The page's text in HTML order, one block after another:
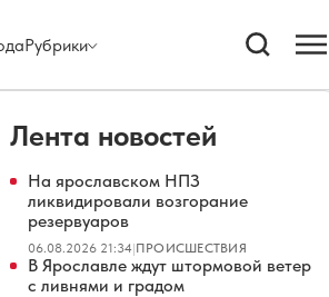
Рубрики
Лента новостей
На ярославском НПЗ
ликвидировали возгорание
резервуаров
06.08.2026 21:34|ПРОИСШЕСТВИЯ
В Ярославле ждут штормовой ветер
с ливнями и градом